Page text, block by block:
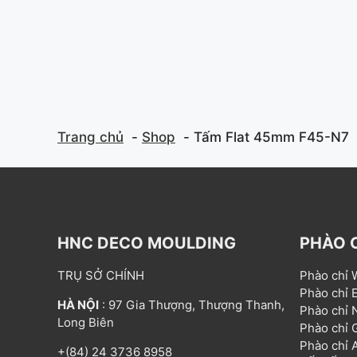
Trang chủ Shop Tấm Flat 45mm F45-N7
HNC DECO MOULDING
TRỤ SỞ CHÍNH
HÀ NỘI : 97 Gia Thượng, Thượng Thanh,
Long Biên
+(84) 24 3736 8958
PHÀO
Phào chỉ
Phào chỉ
Phào chỉ
Phào chỉ
Phào chỉ